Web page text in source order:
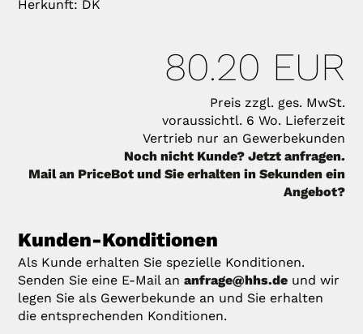
Herkunft: DK
80.20 EUR
Preis zzgl. ges. MwSt.
voraussichtl. 6 Wo. Lieferzeit
Vertrieb nur an Gewerbekunden
Noch nicht Kunde? Jetzt anfragen.
Mail an PriceBot und Sie erhalten in Sekunden ein
Angebot?
Kunden-Konditionen
Als Kunde erhalten Sie spezielle Konditionen.
Senden Sie eine E-Mail ananfrage@hhs.de und wir
legen Sie als Gewerbekunde an und Sie erhalten
die entsprechenden Konditionen.